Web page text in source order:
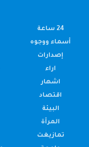
24 ساعة
أسماء ووجوه
إصدارات
اراء
اشهار
اقتصاد
البيئة
المرأة
تمازيغت